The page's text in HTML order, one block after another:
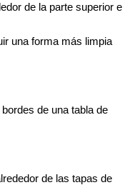
de la parte superior e
una forma más limpia
de una tabla de
de las tapas de